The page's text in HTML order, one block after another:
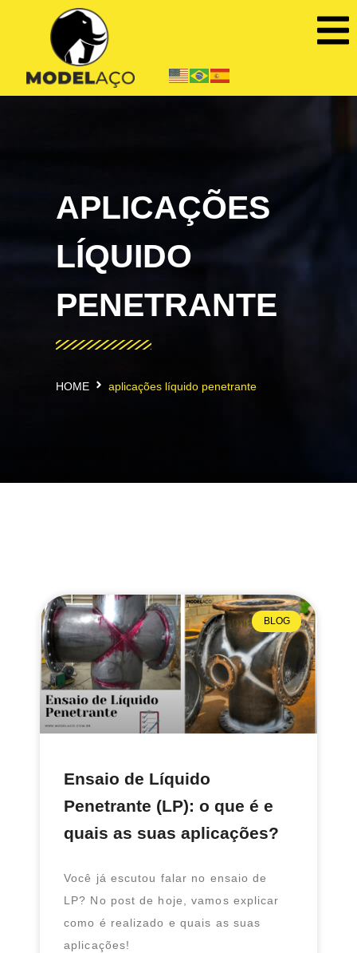
APLICAÇÕES
LÍQUIDO
PENETRANTE
HOME aplicações líquido penetrante
BLOG
Ensaio de Líquido
Penetrante (LP): o que é e
quais as suas aplicações?
Você já escutou falar no ensaio de
LP? No post de hoje, vamos explicar
como é realizado e quais as suas
aplicações!